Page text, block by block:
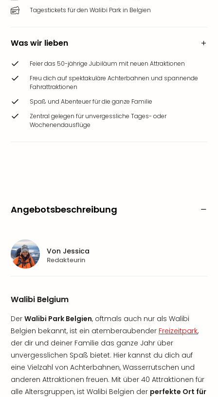
Tagestickets für den Walibi Park in Belgien
Was wir lieben
Feier das 50-jährige Jubiläum mit neuen Attraktionen
Freu dich auf spektakuläre Achterbahnen und spannende
Fahrattraktionen
Spaß und Abenteuer für die ganze Familie
Zentral gelegen für unvergessliche Tages- oder
Wochenendausflüge
Angebotsbeschreibung
Walibi Belgium
Der Walibi Park Belgien, oftmals auch nur als Walibi
Belgien bekannt, ist ein atemberaubender Freizeitpark,
der dir und deiner Familie das ganze Jahr über
unvergesslichen Spaß bietet. Hier kannst du dich auf
eine Vielzahl von Achterbahnen, Wasserrutschen und
anderen Attraktionen freuen. Mit über 40 Attraktionen für
alle Altersgruppen, ist Walibi Belgien der perfekte Ort für
Von Jessica
Redakteurin